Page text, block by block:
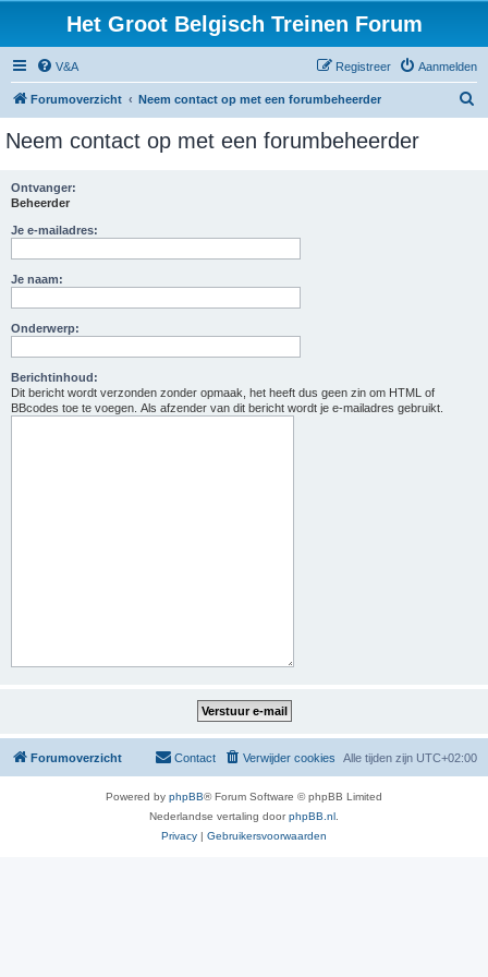
Het Groot Belgisch Treinen Forum
V&A Aanmelden
Registreer
Forumoverzicht Neem contact op met een forumbeheerder
Neem contact op met een forumbeheerder
Ontvanger:
Beheerder
Je e-mailadres:
Je naam:
Onderwerp:
Berichtinhoud:
Dit bericht wordt verzonden zonder opmaak, het heeft dus geen zin om HTML of
BBcodes toe te voegen. Als afzender van dit bericht wordt je e-mailadres gebruikt.
Forumoverzicht Alle tijden zijn UTC+02:00
Verwijder cookies
Contact
Powered by phpBB® Forum Software © phpBB Limited
Nederlandse vertaling doorphpBB.nl
Privacy | Gebruikersvoorwaarden